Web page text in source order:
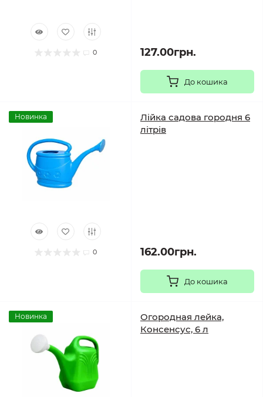
0 127.00грн.
До кошика
Новинка
0
Лійка садова городня 6
літрів
162.00грн.
До кошика
Новинка
Огородная лейка,
Консенсус, 6 л